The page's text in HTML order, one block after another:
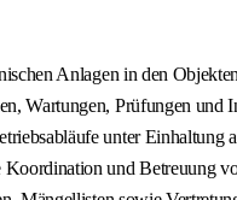
Anlagen in den Objekten
Wartungen, Prüfungen und
unter Einhaltung
und Betreuung